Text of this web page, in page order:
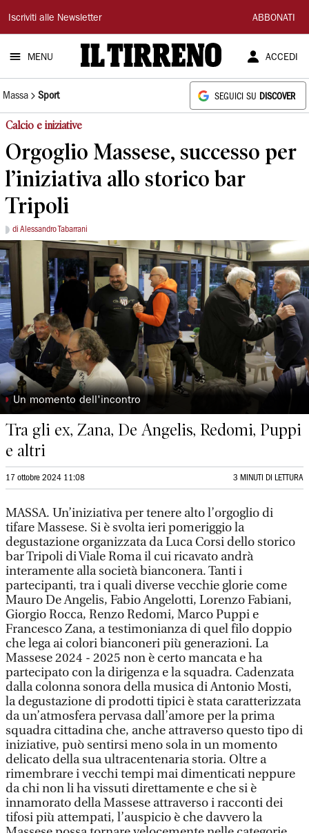
Il
Tirreno
Iscriviti alle Newsletter ABBONATI
MENU ACCEDI
Massa Sport SEGUICI SU DISCOVER
Calcio e iniziative
Orgoglio Massese, successo per
l’iniziativa allo storico bar
Tripoli
di Alessandro Tabarrani
◗ Un momento dell'incontro
Tra gli ex, Zana, De Angelis, Redomi, Puppi
e altri
17 ottobre 2024 11:08 3 MINUTI DI LETTURA
MASSA. Un’iniziativa per tenere alto l’orgoglio di
tifare Massese. Si è svolta ieri pomeriggio la
degustazione organizzata da Luca Corsi dello storico
bar Tripoli di Viale Roma il cui ricavato andrà
interamente alla società bianconera. Tanti i
partecipanti, tra i quali diverse vecchie glorie come
Mauro De Angelis, Fabio Angelotti, Lorenzo Fabiani,
Giorgio Rocca, Renzo Redomi, Marco Puppi e
Francesco Zana, a testimonianza di quel filo doppio
che lega ai colori bianconeri più generazioni. La
Massese 2024 - 2025 non è certo mancata e ha
partecipato con la dirigenza e la squadra. Cadenzata
dalla colonna sonora della musica di Antonio Mosti,
la degustazione di prodotti tipici è stata caratterizzata
da un’atmosfera pervasa dall’amore per la prima
squadra cittadina che, anche attraverso questo tipo di
iniziative, può sentirsi meno sola in un momento
delicato della sua ultracentenaria storia. Oltre a
rimembrare i vecchi tempi mai dimenticati neppure
da chi non li ha vissuti direttamente e che si è
innamorato della Massese attraverso i racconti dei
tifosi più attempati, l’auspicio è che davvero la